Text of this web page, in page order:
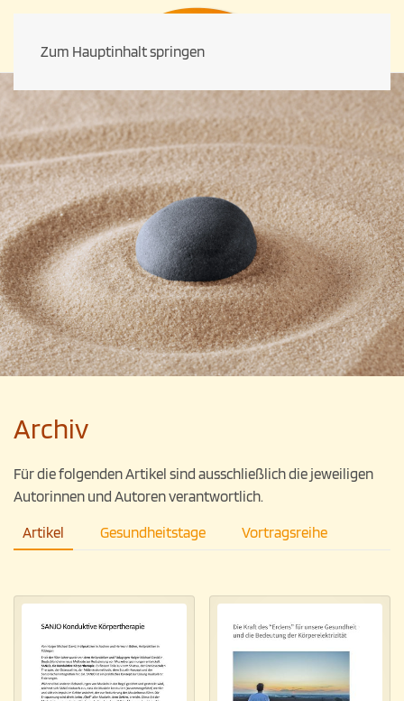
Zum Hauptinhalt springen
Archiv
Für die folgenden Artikel sind ausschließlich die jeweiligen
Autorinnen und Autoren verantwortlich.
Artikel
Gesundheitstage Vortragsreihe